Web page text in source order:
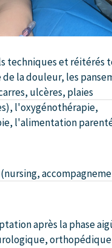
techniques et réitérés
de la douleur, les
ulcères, plaies
l'oxygénothérapie,
l'alimentation
après la phase